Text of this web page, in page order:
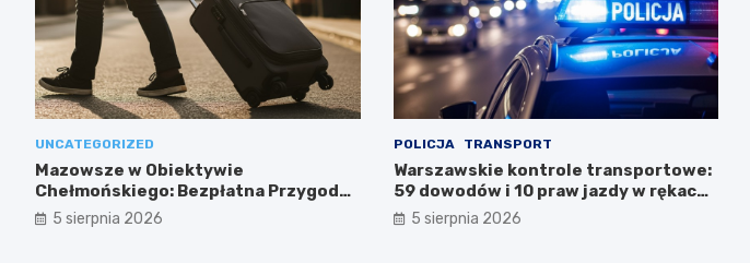
UNCATEGORIZED
Mazowsze w Obiektywie
Chełmońskiego: Bezpłatna Przygoda
dla Seniorów
5 sierpnia 2026
POLICJA TRANSPORT
Warszawskie kontrole transportowe:
59 dowodów i 10 praw jazdy w rękach
służb
5 sierpnia 2026